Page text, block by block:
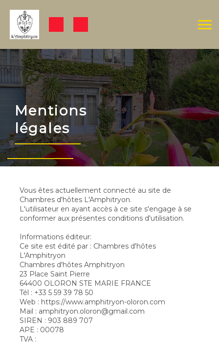
Mentions
légales
Vous êtes actuellement connecté au site de
Chambres d'hôtes L'Amphitryon.
L'utilisateur en ayant accès à ce site s'engage à se
conformer aux présentes conditions d'utilisation.
Informations éditeur:
Ce site est édité par : Chambres d'hôtes
L'Amphitryon
Chambres d'hôtes Amphitryon
23 Place Saint Pierre
64400 OLORON STE MARIE FRANCE
Tél : +33 5 59 39 78 50
Web : https://www.amphitryon-oloron.com
Mail : amphitryon.oloron@gmail.com
SIREN : 903 889 707
APE : 00078
TVA :